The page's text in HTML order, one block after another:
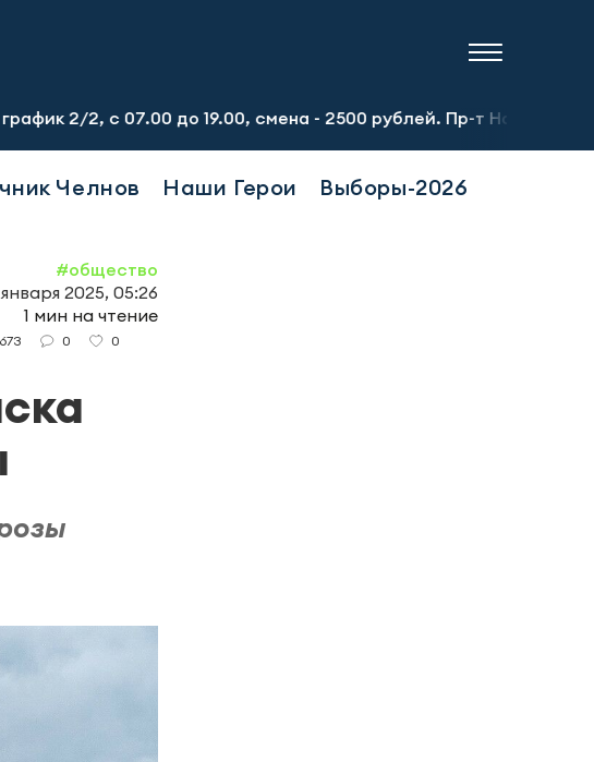
с 07.00 до 19.00, смена - 2500 рублей. Пр-т
Челнов Наши Герои Выборы-2026
#общество
2025, 05:26
1 мин на чтение
673 0 0